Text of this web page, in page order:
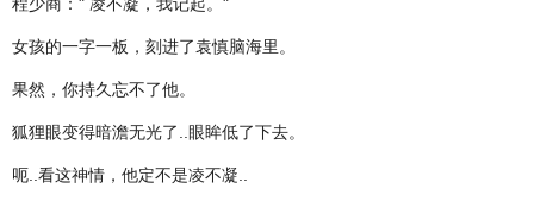
女孩的一字一板，刻进了袁慎脑海里。
果然，你持久忘不了他。
狐狸眼变得暗澹无光了..眼眸低了下去。
呃..看这神情，他定不是凌不凝..